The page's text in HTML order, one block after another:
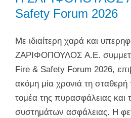
Safety Forum 2026
Με ιδιαίτερη χαρά και
ΖΑΡΙΦΟΠΟΥΛΟΣ Α.Ε.
Fire & Safety Forum 2026,
ακόμη μία χρονιά τη
τομέα της πυρασφάλειας
συστημάτων ασφάλειας. Η